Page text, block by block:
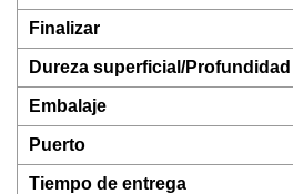
Finalizar
Dureza superficial/
Embalaje
Puerto
Tiempo de entrega